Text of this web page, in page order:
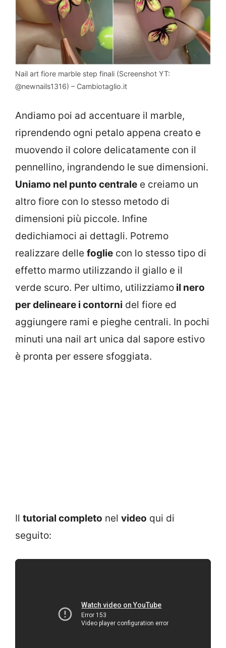
Nail art fiore marble step finali (Screenshot YT:
@newnails1316) – Cambiotaglio.it
Andiamo poi ad accentuare il marble,
riprendendo ogni petalo appena creato e
muovendo il colore delicatamente con il
pennellino, ingrandendo le sue dimensioni.
Uniamo nel punto centrale e creiamo un
altro fiore con lo stesso metodo di
dimensioni più piccole. Infine
dedichiamoci ai dettagli. Potremo
realizzare delle foglie con lo stesso tipo di
effetto marmo utilizzando il giallo e il
verde scuro. Per ultimo, utilizziamo il nero
per delineare i contorni del fiore ed
aggiungere rami e pieghe centrali. In pochi
minuti una nail art unica dal sapore estivo
è pronta per essere sfoggiata.
Il tutorial completo nel video qui di
seguito: